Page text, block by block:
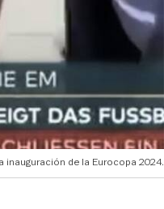
inauguración de la Eurocopa 2024.